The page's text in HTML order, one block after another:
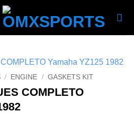
/ ENGINE / GASKETS KIT
COMPLETO